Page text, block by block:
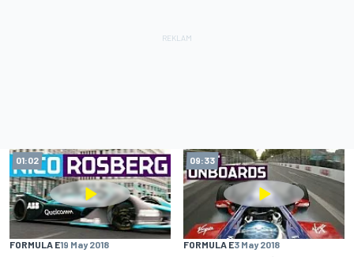
01:02
FORMULA E19 May 2018
09:33
FORMULA E3 May 2018